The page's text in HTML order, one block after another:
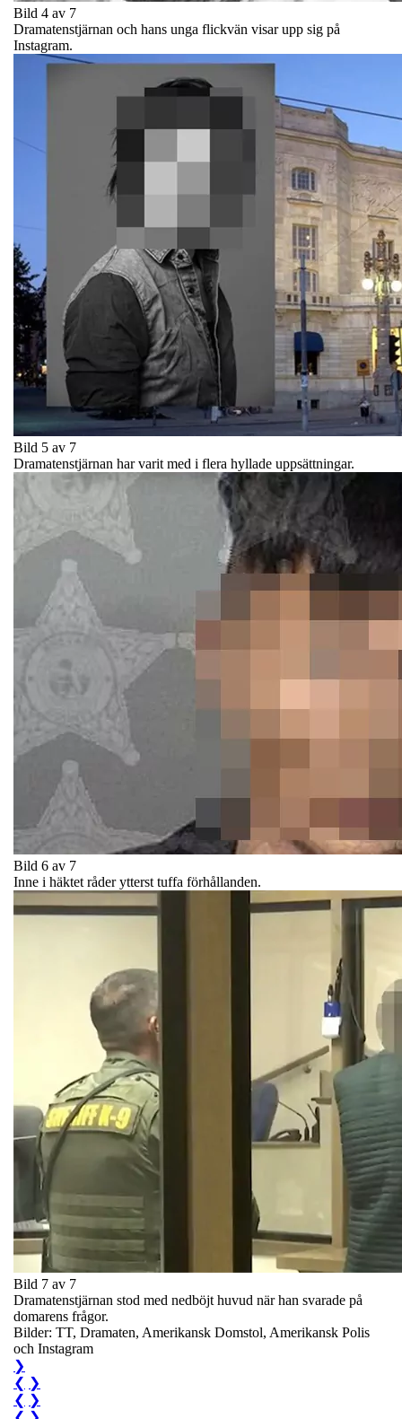
Bild 4 av 7
Dramatenstjärnan och hans unga flickvän visar upp sig på
Instagram.
Bild 5 av 7
Dramatenstjärnan har varit med i flera hyllade uppsättningar.
Bild 6 av 7
Inne i häktet råder ytterst tuffa förhållanden.
Bild 7 av 7
Dramatenstjärnan stod med nedböjt huvud när han svarade på
domarens frågor.
Bilder: TT, Dramaten, Amerikansk Domstol, Amerikansk Polis
och Instagram
❯
❮ ❯
❮ ❯